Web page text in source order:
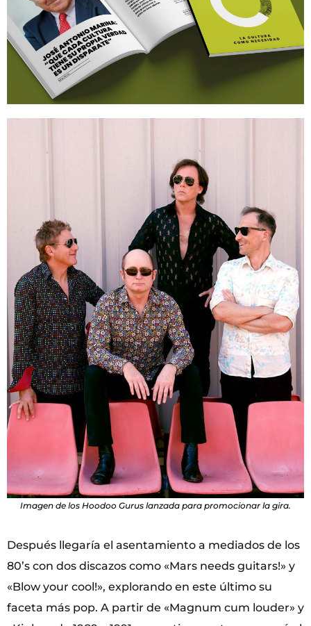
Imagen de los Hoodoo Gurus lanzada para promocionar la gira.
Después llegaría el asentamiento a mediados de los
80’s con dos discazos como «Mars needs guitars!» y
«Blow your cool!», explorando en este último su
faceta más pop. A partir de «Magnum cum louder» y